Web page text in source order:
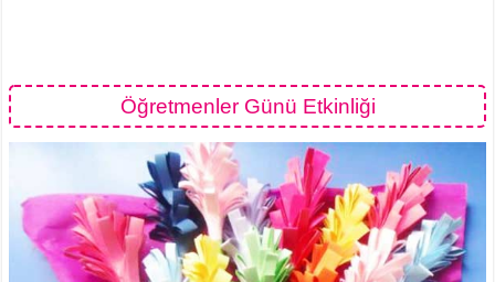
Öğretmenler Günü Etkinliği